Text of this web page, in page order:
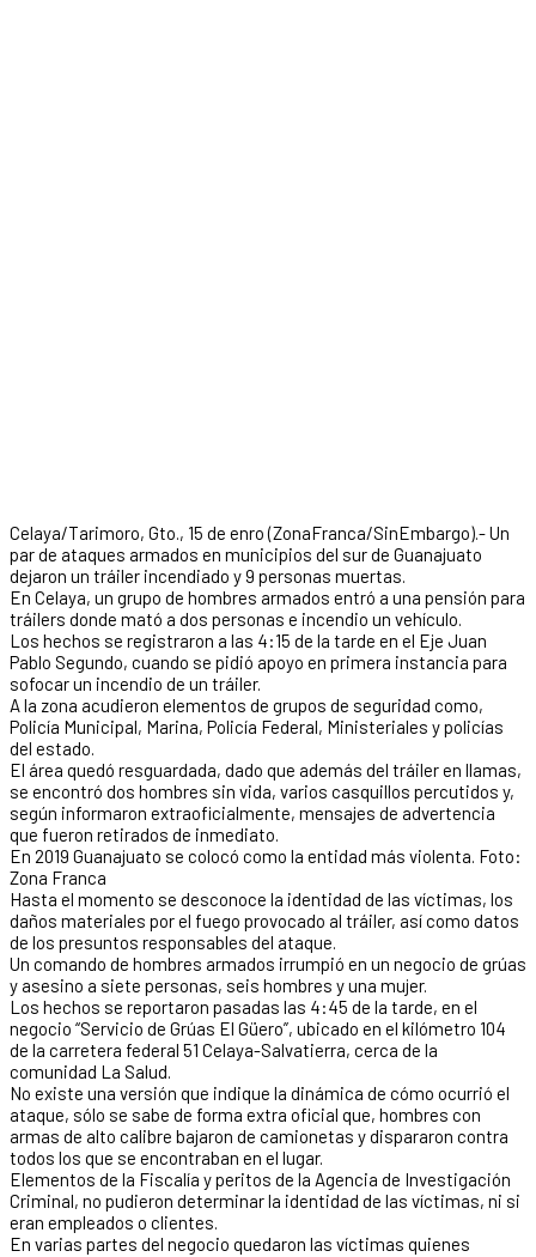
Celaya/Tarimoro, Gto., 15 de enro (ZonaFranca/SinEmbargo).- Un
par de ataques armados en municipios del sur de Guanajuato
dejaron un tráiler incendiado y 9 personas muertas.
En Celaya, un grupo de hombres armados entró a una pensión para
tráilers donde mató a dos personas e incendio un vehículo.
Los hechos se registraron a las 4:15 de la tarde en el Eje Juan
Pablo Segundo, cuando se pidió apoyo en primera instancia para
sofocar un incendio de un tráiler.
A la zona acudieron elementos de grupos de seguridad como,
Policía Municipal, Marina, Policía Federal, Ministeriales y policías
del estado.
El área quedó resguardada, dado que además del tráiler en llamas,
se encontró dos hombres sin vida, varios casquillos percutidos y,
según informaron extraoficialmente, mensajes de advertencia
que fueron retirados de inmediato.
En 2019 Guanajuato se colocó como la entidad más violenta. Foto:
Zona Franca
Hasta el momento se desconoce la identidad de las víctimas, los
daños materiales por el fuego provocado al tráiler, así como datos
de los presuntos responsables del ataque.
Un comando de hombres armados irrumpió en un negocio de grúas
y asesino a siete personas, seis hombres y una mujer.
Los hechos se reportaron pasadas las 4:45 de la tarde, en el
negocio “Servicio de Grúas El Güero”, ubicado en el kilómetro 104
de la carretera federal 51 Celaya-Salvatierra, cerca de la
comunidad La Salud.
No existe una versión que indique la dinámica de cómo ocurrió el
ataque, sólo se sabe de forma extra oficial que, hombres con
armas de alto calibre bajaron de camionetas y dispararon contra
todos los que se encontraban en el lugar.
Elementos de la Fiscalía y peritos de la Agencia de Investigación
Criminal, no pudieron determinar la identidad de las víctimas, ni si
eran empleados o clientes.
En varias partes del negocio quedaron las víctimas quienes